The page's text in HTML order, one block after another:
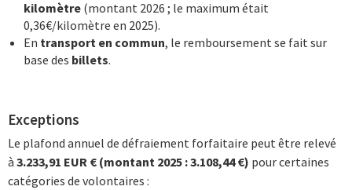
kilomètre (montant 2026 ; le maximum était
0,36€/kilomètre en 2025).
En transport en commun, le remboursement se fait sur
base des billets.
Exceptions
Le plafond annuel de défraiement forfaitaire peut être relevé
à 3.233,91 EUR € (montant 2025 :3.108,44 €) pour certaines
catégories de volontaires :